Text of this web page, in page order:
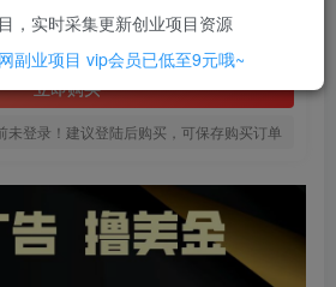
立即购买
未登录！建议登陆后购买，可保存购买订单
，实时采集更新创业项目资源
副业项目 vip会员已低至9元哦~